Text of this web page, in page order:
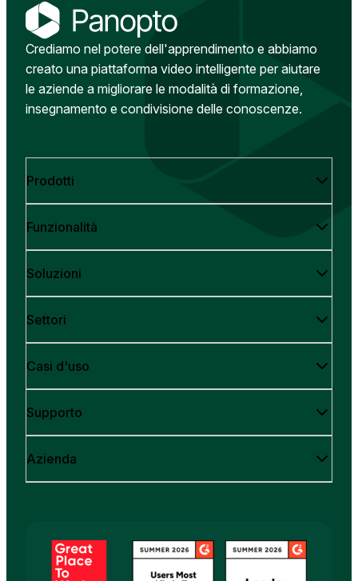
Crediamo nel potere dell'apprendimento e abbiamo
creato una piattaforma video intelligente per aiutare
le aziende a migliorare le modalità di formazione,
insegnamento e condivisione delle conoscenze.
Prodotti
Funzionalità
Soluzioni
Settori
Casi d'uso
Supporto
Azienda